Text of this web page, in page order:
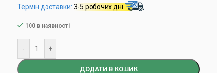
Термін доставки: 3-5 робочих дні
100 в наявності
- +
ДОДАТИ В КОШИК